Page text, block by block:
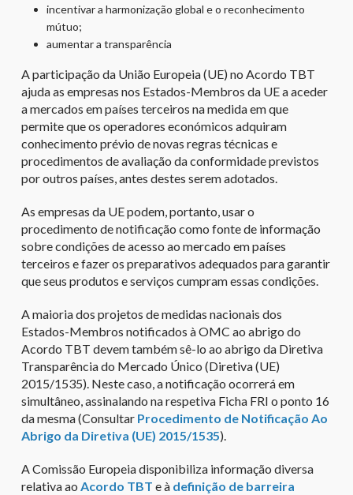
incentivar a harmonização global e o reconhecimento
mútuo;
aumentar a transparência
A participação da União Europeia (UE) no Acordo TBT
ajuda as empresas nos Estados-Membros da UE a aceder
a mercados em países terceiros na medida em que
permite que os operadores económicos adquiram
conhecimento prévio de novas regras técnicas e
procedimentos de avaliação da conformidade previstos
por outros países, antes destes serem adotados.
As empresas da UE podem, portanto, usar o
procedimento de notificação como fonte de informação
sobre condições de acesso ao mercado em países
terceiros e fazer os preparativos adequados para garantir
que seus produtos e serviços cumpram essas condições.
A maioria dos projetos de medidas nacionais dos
Estados-Membros notificados à OMC ao abrigo do
Acordo TBT devem também sê-lo ao abrigo da Diretiva
Transparência do Mercado Único (Diretiva (UE)
2015/1535). Neste caso, a notificação ocorrerá em
simultâneo, assinalando na respetiva Ficha FRI o ponto 16
da mesma (Consultar Procedimento de Notificação Ao
Abrigo da Diretiva (UE) 2015/1535).
A Comissão Europeia disponibiliza informação diversa
relativa ao Acordo TBT e à definição de barreira